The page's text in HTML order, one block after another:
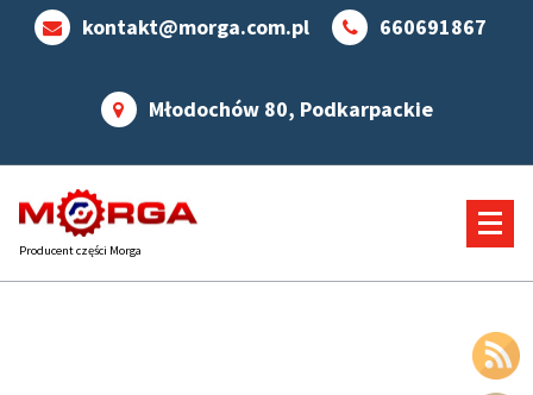
kontakt@morga.com.pl 660691867
Młodochów 80, Podkarpackie
Producent części Morga